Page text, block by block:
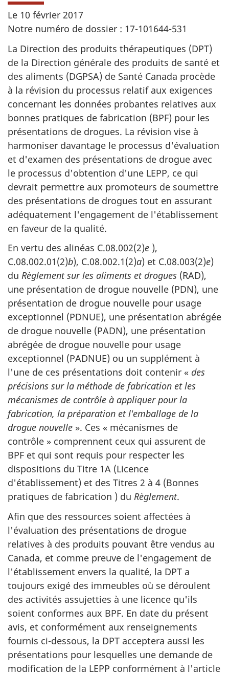
Le 10 février 2017
Notre numéro de dossier : 17-101644-531
La Direction des produits thérapeutiques (DPT)
de la Direction générale des produits de santé et
des aliments (DGPSA) de Santé Canada procède
à la révision du processus relatif aux exigences
concernant les données probantes relatives aux
bonnes pratiques de fabrication (BPF) pour les
présentations de drogues. La révision vise à
harmoniser davantage le processus d'évaluation
et d'examen des présentations de drogue avec
le processus d'obtention d'une LEPP, ce qui
devrait permettre aux promoteurs de soumettre
des présentations de drogues tout en assurant
adéquatement l'engagement de l'établissement
en faveur de la qualité.
En vertu des alinéas C.08.002(2)e ),
C.08.002.01(2)b), C.08.002.1(2)a) et C.08.003(2)e)
du Règlement sur les aliments et drogues (RAD),
une présentation de drogue nouvelle (PDN), une
présentation de drogue nouvelle pour usage
exceptionnel (PDNUE), une présentation abrégée
de drogue nouvelle (PADN), une présentation
abrégée de drogue nouvelle pour usage
exceptionnel (PADNUE) ou un supplément à
l'une de ces présentations doit contenir « des
précisions sur la méthode de fabrication et les
mécanismes de contrôle à appliquer pour la
fabrication, la préparation etl'emballage de la
drogue nouvelle ». Ces « mécanismes de
contrôle » comprennent ceux qui assurent de
BPF et qui sont requis pour respecter les
dispositions du Titre 1A (Licence
d'établissement) et des Titres 2 à 4 (Bonnes
pratiques de fabrication ) du Règlement.
Afin que des ressources soient affectées à
l'évaluation des présentations de drogue
relatives à des produits pouvant être vendus au
Canada, et comme preuve de l'engagement de
l'établissement envers la qualité, la DPT a
toujours exigé des immeubles où se déroulent
des activités assujetties à une licence qu'ils
soient conformes aux BPF. En date du présent
avis, et conformément aux renseignements
fournis ci-dessous, la DPT acceptera aussi les
présentations pour lesquelles une demande de
modification de la LEPP conformément à l'article